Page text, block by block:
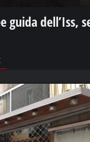
guida dell’Iss,